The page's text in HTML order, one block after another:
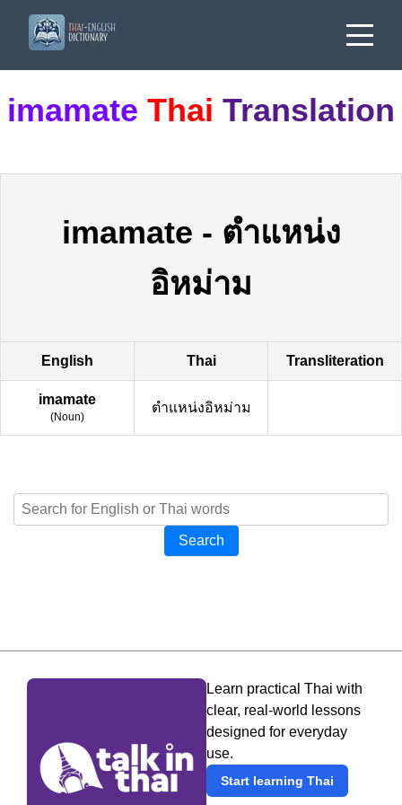
imamate Thai Translation
imamate - ตำแหน่ง
อิหม่าม
English Thai Transliteration
imamate
(Noun)
ตำแหน่งอิหม่าม
Search
Learn practical Thai with
clear, real-world lessons
designed for everyday
use.
Start learning Thai